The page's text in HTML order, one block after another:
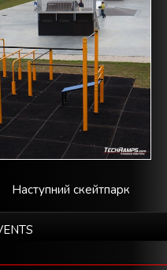
Наступний скейтпарк